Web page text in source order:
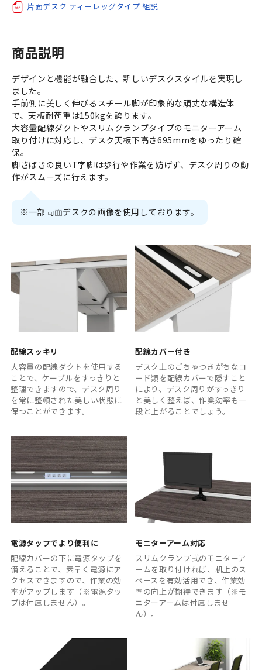
片面デスク ティーレッグタイプ 組説
商品説明
デザインと機能が融合した、新しいデスクスタイルを実現し
ました。
手前側に美しく伸びるスチール脚が印象的な頑丈な構造体
で、天板耐荷重は150kgを誇ります。
大容量配線ダクトやスリムクランプタイプのモニターアーム
取り付けに対応し、デスク天板下高さ695mmをゆったり確
保。
脚さばきの良いT字脚は歩行や作業を妨げず、デスク周りの動
作がスムーズに行えます。
※一部両面デスクの画像を使用しております。
配線スッキリ
大容量の配線ダクトを使用する
ことで、ケーブルをすっきりと
整理できますので、デスク周り
を常に整頓された美しい状態に
保つことができます。
配線カバー付き
デスク上のごちゃつきがちなコ
ード類を配線カバーで隠すこと
により、デスク周りがすっきり
と美しく整えば、作業効率も一
段と上がることでしょう。
電源タップでより便利に
配線カバーの下に電源タップを
備えることで、素早く電源にア
クセスできますので、作業の効
率がアップします（※電源タッ
プは付属しません）。
モニターアーム対応
スリムクランプ式のモニターア
ームを取り付ければ、机上のス
ペースを有効活用でき、作業効
率の向上が期待できます（※モ
ニターアームは付属しませ
ん）。